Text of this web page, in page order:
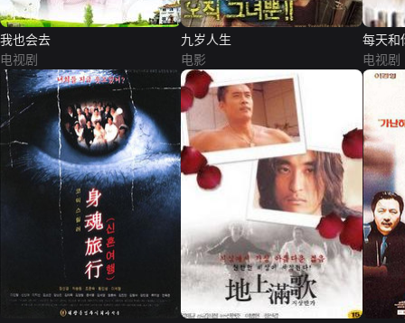
我也会去
电视剧
九岁人生
电影
每天和
电视剧